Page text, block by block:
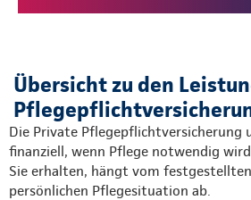
Übersicht zu den
Die Private Pflegepflichtversicherung
finanziell, wenn Pflege notwendig
Sie erhalten, hängt vom
persönlichen Pflegesituation ab.